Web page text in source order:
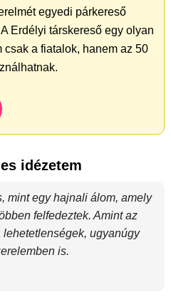
egyedi párkereső
Erdélyi társkereső egy olyan
a fiatalok, hanem az 50
idézetem
mint egy hajnali álom, amely
felfedeztek. Amint az
ugyanúgy
is.